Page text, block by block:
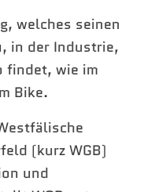
welches seinen
in der Industrie,
findet, wie im
Bike.
(kurz WGB)
und